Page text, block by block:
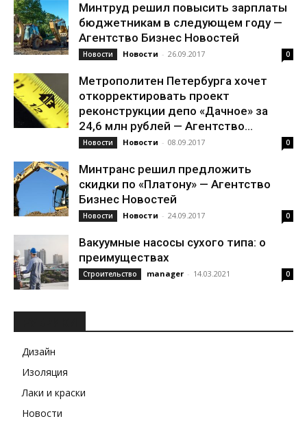
Минтруд решил повысить зарплаты
бюджетникам в следующем году —
Агентство Бизнес Новостей
Новости Новости - 26.09.2017 0
Метрополитен Петербурга хочет
откорректировать проект
реконструкции депо «Дачное» за
24,6 млн рублей — Агентство...
Новости Новости - 08.09.2017 0
Минтранс решил предложить
скидки по «Платону» — Агентство
Бизнес Новостей
Новости Новости - 24.09.2017 0
Вакуумные насосы сухого типа: о
преимуществах
Строительство manager - 14.03.2021 0
Дизайн
Изоляция
Лаки и краски
Новости